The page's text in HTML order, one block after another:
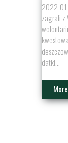
2022-
zagrali z
datki...
More